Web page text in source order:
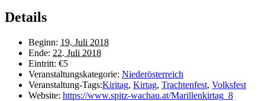
Details
Beginn: 19. Juli 2018
Ende: 22. Juli 2018
Eintritt: €5
Veranstaltungskategorie: Niederösterreich
Veranstaltung-Tags:Kiritag, Kirtag, Trachtenfest, Volksfest
Website: https://www.spitz-wachau.at/Marillenkirtag_8